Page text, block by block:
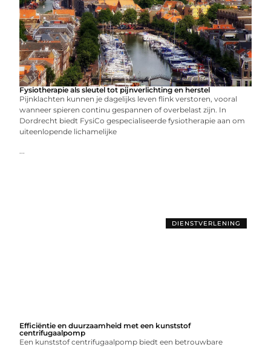
Fysiotherapie als sleutel tot pijnverlichting en herstel
Pijnklachten kunnen je dagelijks leven flink verstoren, vooral
wanneer spieren continu gespannen of overbelast zijn. In
Dordrecht biedt FysiCo gespecialiseerde fysiotherapie aan om
uiteenlopende lichamelijke
...
DIENSTVERLENING
Efficiëntie en duurzaamheid met een kunststof
centrifugaalpomp
Een kunststof centrifugaalpomp biedt een betrouwbare